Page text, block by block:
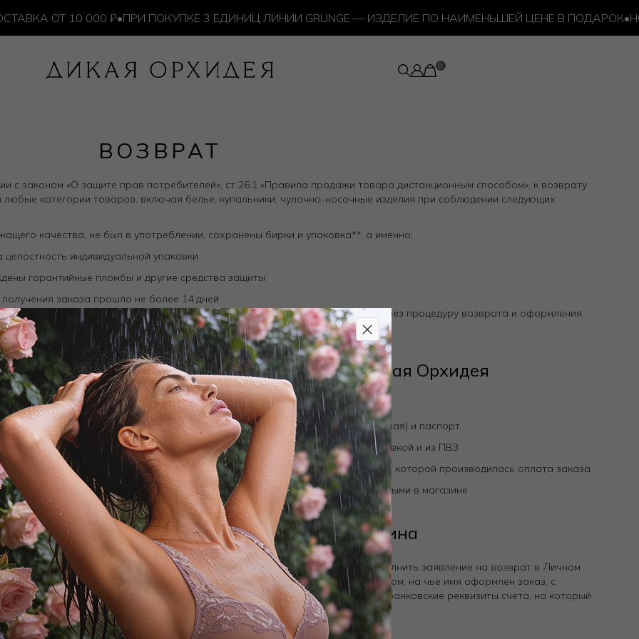
ОТ 10 000 ₽•ПРИ ПОКУПКЕ 3 ЕДИНИЦ ЛИНИИ GRUNGE — ИЗДЕЛИЕ ПО НАИМЕНЬШЕЙ ЦЕНЕ В ПОДАРОК•
ВОЗВРАТ
с законом «О защите прав потребителей», ст 26.1 «Правила продажи товара дистанционным способом», к возврату
категории товаров, включая белье, купальники, чулочно-носочные изделия при соблюдении следующих
качества, не был в употреблении, сохранены бирки и упаковка**, а именно:
целостность индивидуальной упаковки
гарантийные пломбы и другие средства защиты
заказа прошло не более 14 дней
надлежавшего качества, приобретенного в интернет-магазине, можно через процедуру возврата и оформления
возврата товара в розничный магазин Дикая Орхидея
в любоймагазинсети Дикая Орхидея .
может предъявить сопроводительные документы к заказу (товарная накладная) и паспорт
принимается товар с любым способом доставки: в магазин, курьерской доставкой и из ПВЗ
был оплачен на сайте Дикая Орхидея, необходимо иметь банковскую карту, с которой производилась оплата заказа
оплачен курьеру при получении или выкуплен в ПВЗ, то деньги вернем наличными в магазине
возврата товара на склад интернет-магазина
вернуть изделия на склад интернет-магазина, необходимо: Скачать и заполнить заявление на возврат в Личном
История заказов. Заявление должно быть заполнено и подписано лицом, на чье имя оформлен заказ, с
данных. Для заказов, оплаченных наличными, необходимо указать банковские реквизиты счета, на который
возврат денег.
возвращаемые позиции должны быть упакованы в коробку.